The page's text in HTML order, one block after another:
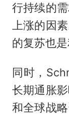
行持续的
上涨的因
的复苏也是
同时，
长期通胀
和全球战